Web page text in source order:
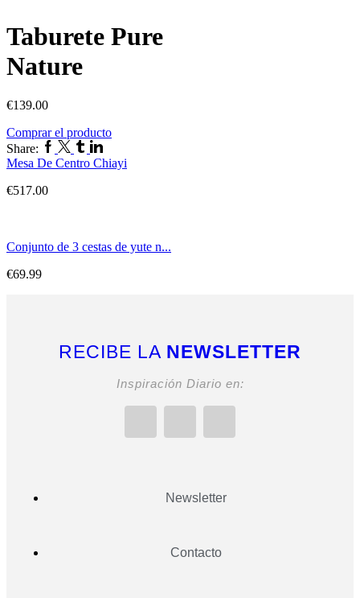
Taburete Pure
Nature
€139.00
Comprar el producto
Share:
Mesa De Centro Chiayi
€517.00
Conjunto de 3 cestas de yute n...
€69.99
RECIBE LA NEWSLETTER
Inspiración Diario en:
Newsletter
Contacto